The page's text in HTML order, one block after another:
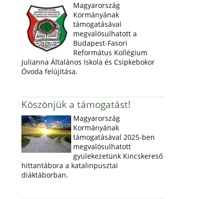
Magyarország
Kormányának
támogatásával
megvalósulhatott a
Budapest-Fasori
Református Kollégium
Julianna Általános Iskola és Csipkebokor
Óvoda felújítása.
Köszönjük a támogatást!
Magyarország
Kormányának
támogatásával 2025-ben
megvalósulhatott
gyülekezetünk Kincskereső
hittantábora a katalinpusztai
diáktáborban.